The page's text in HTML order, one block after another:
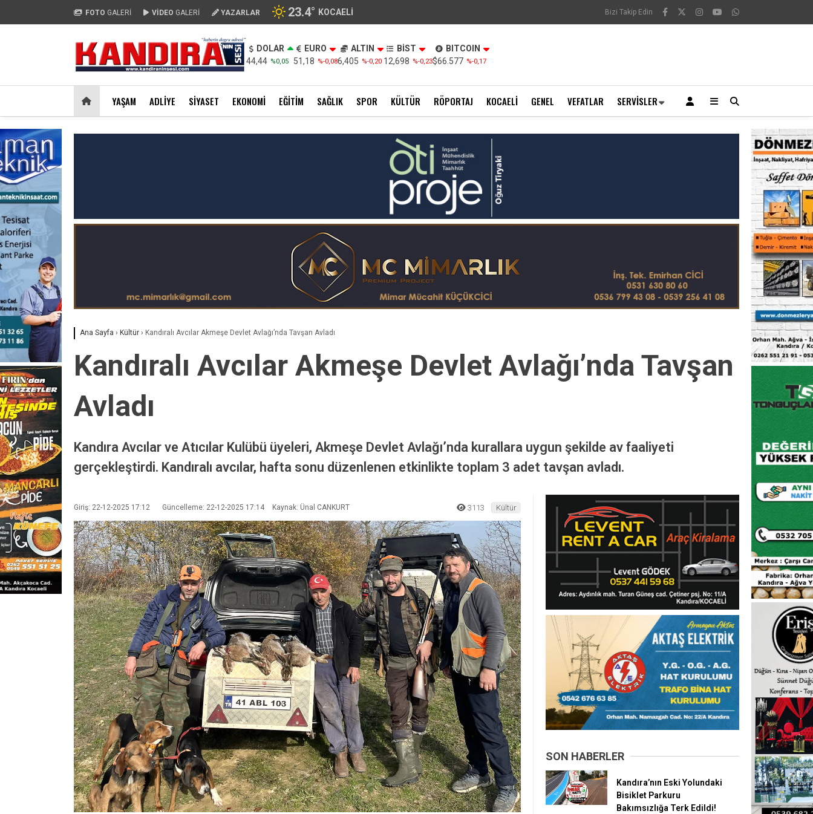
FOTO GALERİ VİDEO GALERİ YAZARLAR 23.4° KOCAELI Bizi Takip Edin
DOLAR
44,44 %0,05
EURO
51,18 %-0,08
ALTIN
6,405 %-0,20
BİST
12,698 %-0,23
BITCOIN
$66.577 %-0,17
YAŞAM ADLIYE SIYASET EKONOMI EĞITIM SAĞLIK SPOR KÜLTÜR RÖPORTAJ KOCAELI GENEL VEFATLAR SERVISLER
Ana Sayfa › Kültür › Kandıralı Avcılar Akmeşe Devlet Avlağı’nda Tavşan Avladı
Kandıralı Avcılar Akmeşe Devlet Avlağı’nda Tavşan
Avladı
Kandıra Avcılar ve Atıcılar Kulübü üyeleri, Akmeşe Devlet Avlağı’nda kurallara uygun şekilde av faaliyeti
gerçekleştirdi. Kandıralı avcılar, hafta sonu düzenlenen etkinlikte toplam 3 adet tavşan avladı.
Giriş: 22-12-2025 17:12 Güncelleme: 22-12-2025 17:14 Kaynak: Ünal CANKURT 3113 Kültür
SON HABERLER
Kandıra’nın Eski Yolundaki
Bisiklet Parkuru
Bakımsızlığa Terk Edildi!